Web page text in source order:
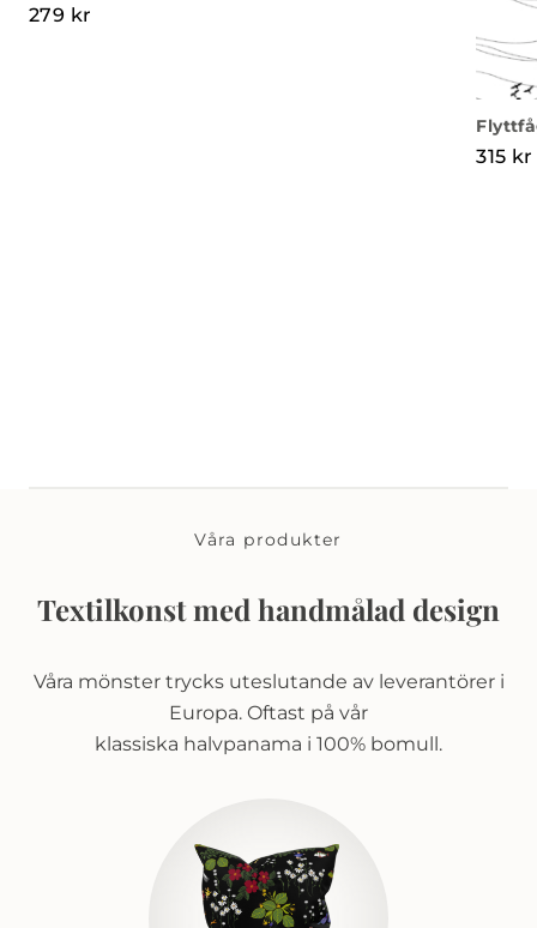
279 kr
315 kr
Våra produkter
Textilkonst med handmålad design
Våra mönster trycks uteslutande av leverantörer i
Europa. Oftast på vår
klassiska halvpanama i 100% bomull.